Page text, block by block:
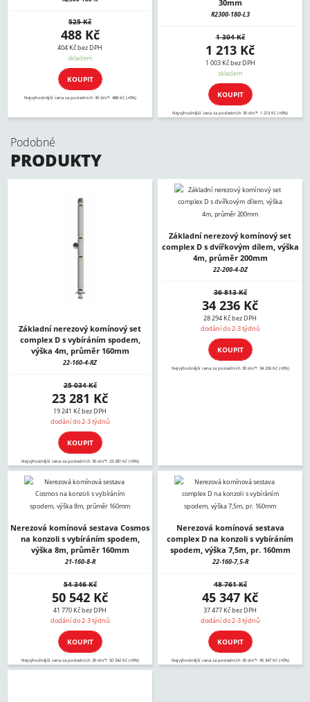
525 Kč
488 Kč
404 Kč bez DPH
skladem
KOUPIT
Nejvýhodnější cena za posledních 30 dní*: 488 Kč (+0%)
30mm
R2300-180-L3
1 304 Kč
1 213 Kč
1 003 Kč bez DPH
skladem
KOUPIT
Nejvýhodnější cena za posledních 30 dní*: 1 213 Kč (+0%)
Podobné
PRODUKTY
Základní nerezový komínový set
complex D s vybíráním spodem,
výška 4m, průměr 160mm
22-160-4-RZ
25 034 Kč
23 281 Kč
19 241 Kč bez DPH
dodání do 2-3 týdnů
KOUPIT
Nejvýhodnější cena za posledních 30 dní*: 23 281 Kč (+0%)
Základní nerezový komínový set
complex D s dvířkovým dílem, výška
4m, průměr 200mm
22-200-4-DZ
36 813 Kč
34 236 Kč
28 294 Kč bez DPH
dodání do 2-3 týdnů
KOUPIT
Nejvýhodnější cena za posledních 30 dní*: 34 236 Kč (+0%)
Nerezová komínová sestava Cosmos
na konzoli s vybíráním spodem,
výška 8m, průměr 160mm
21-160-8-R
54 346 Kč
50 542 Kč
41 770 Kč bez DPH
dodání do 2-3 týdnů
KOUPIT
Nejvýhodnější cena za posledních 30 dní*: 50 542 Kč (+0%)
Nerezová komínová sestava
complex D na konzoli s vybíráním
spodem, výška 7,5m, pr. 160mm
22-160-7,5-R
48 761 Kč
45 347 Kč
37 477 Kč bez DPH
dodání do 2-3 týdnů
KOUPIT
Nejvýhodnější cena za posledních 30 dní*: 45 347 Kč (+0%)